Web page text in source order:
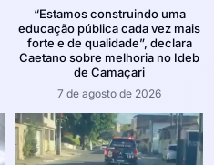
“Estamos construindo uma
educação pública cada vez mais
forte e de qualidade”, declara
Caetano sobre melhoria no Ideb
de Camaçari
7 de agosto de 2026